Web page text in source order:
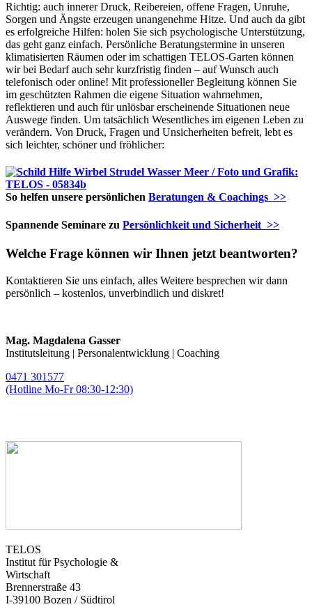
Richtig: auch innerer Druck, Reibereien, offene Fragen, Unruhe,
Sorgen und Ängste erzeugen unangenehme Hitze. Und auch da gibt
es erfolgreiche Hilfen: holen Sie sich psychologische Unterstützung,
das geht ganz einfach. Persönliche Beratungstermine in unseren
klimatisierten Räumen oder im schattigen TELOS-Garten können
wir bei Bedarf auch sehr kurzfristig finden – auf Wunsch auch
telefonisch oder online! Mit professioneller Begleitung können Sie
im geschützten Rahmen die eigene Situation wahrnehmen,
reflektieren und auch für unlösbar erscheinende Situationen neue
Auswege finden. Um tatsächlich Wesentliches im eigenen Leben zu
verändern. Von Druck, Fragen und Unsicherheiten befreit, lebt es
sich leichter, schöner und fröhlicher:
So helfen unsere persönlichen Beratungen & Coachings >>
Spannende Seminare zu Persönlichkeit und Sicherheit >>
Welche Frage können wir Ihnen jetzt beantworten?
Kontaktieren Sie uns einfach, alles Weitere besprechen wir dann
persönlich – kostenlos, unverbindlich und diskret!
Mag. Magdalena Gasser
Institutsleitung | Personalentwicklung | Coaching
0471 301577
(Hotline Mo-Fr 08:30-12:30)
TELOS
Institut für Psychologie &
Wirtschaft
Brennerstraße 43
I-39100 Bozen / Südtirol